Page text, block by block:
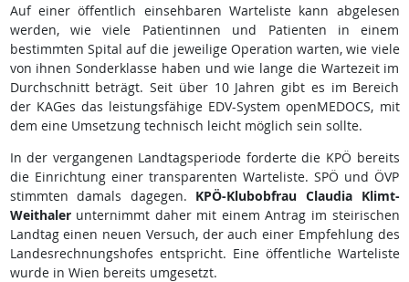
Auf einer öffentlich einsehbaren Warteliste kann abgelesen
werden, wie viele Patientinnen und Patienten in einem
bestimmten Spital auf die jeweilige Operation warten, wie viele
von ihnen Sonderklasse haben und wie lange die Wartezeit im
Durchschnitt beträgt. Seit über 10 Jahren gibt es im Bereich
der KAGes das leistungsfähige EDV-System openMEDOCS, mit
dem eine Umsetzung technisch leicht möglich sein sollte.
In der vergangenen Landtagsperiode forderte die KPÖ bereits
die Einrichtung einer transparenten Warteliste. SPÖ und ÖVP
stimmten damals dagegen. KPÖ-Klubobfrau Claudia Klimt-
Weithalerunternimmt daher mit einem Antrag im steirischen
Landtag einen neuen Versuch, der auch einer Empfehlung des
Landesrechnungshofes entspricht. Eine öffentliche Warteliste
wurde in Wien bereits umgesetzt.